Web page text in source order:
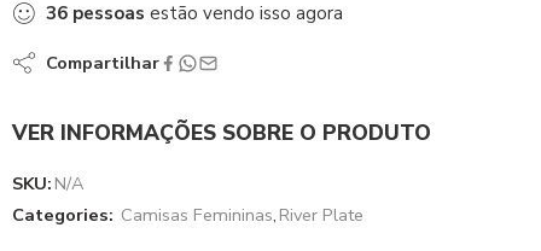
36 pessoas estão vendo isso agora
Compartilhar
VER INFORMAÇÕES SOBRE O PRODUTO
SKU: N/A
Categories: Camisas Femininas, River Plate